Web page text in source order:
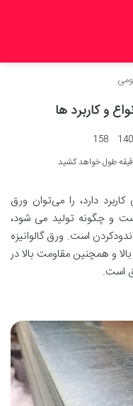
و کاربرد ها
158
دارد، را می‌توان ورق
و چگونه تولید می‌ شود،
است. ورق گالوانیزه
و همچنین مقاومت بالا در
است.